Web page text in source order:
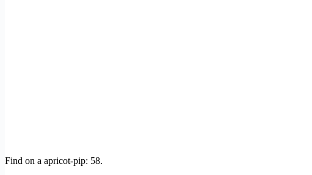
Find on a apricot-pip: 58.